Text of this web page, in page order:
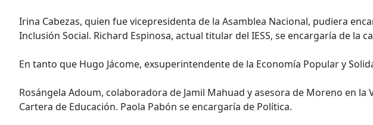
Irina Cabezas, quien fue vicepresidenta de la Asamblea Nacional, pudiera
Inclusión Social. Richard Espinosa, actual titular del IESS, se encargaría de la
En tanto que Hugo Jácome, exsuperintendente de la Economía Popular y
Rosángela Adoum, colaboradora de Jamil Mahuad y asesora de Moreno en la
Cartera de Educación. Paola Pabón se encargaría de Política.